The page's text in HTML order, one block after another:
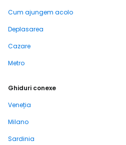
Cum ajungem acolo
Deplasarea
Cazare
Metro
Ghiduri conexe
Veneția
Milano
Sardinia